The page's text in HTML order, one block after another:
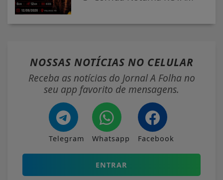
NOSSAS NOTÍCIAS NO CELULAR
Receba as notícias do Jornal A Folha no
seu app favorito de mensagens.
Telegram Whatsapp Facebook
ENTRAR